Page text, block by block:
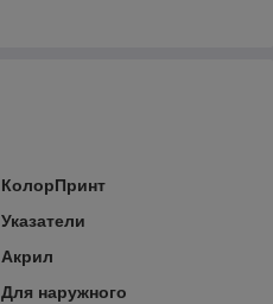
КолорПринт
Указатели
Акрил
Для наружного